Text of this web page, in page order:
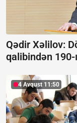
Qədir Xəlilov:
qalibindən 190-
4 Avqust 11:50